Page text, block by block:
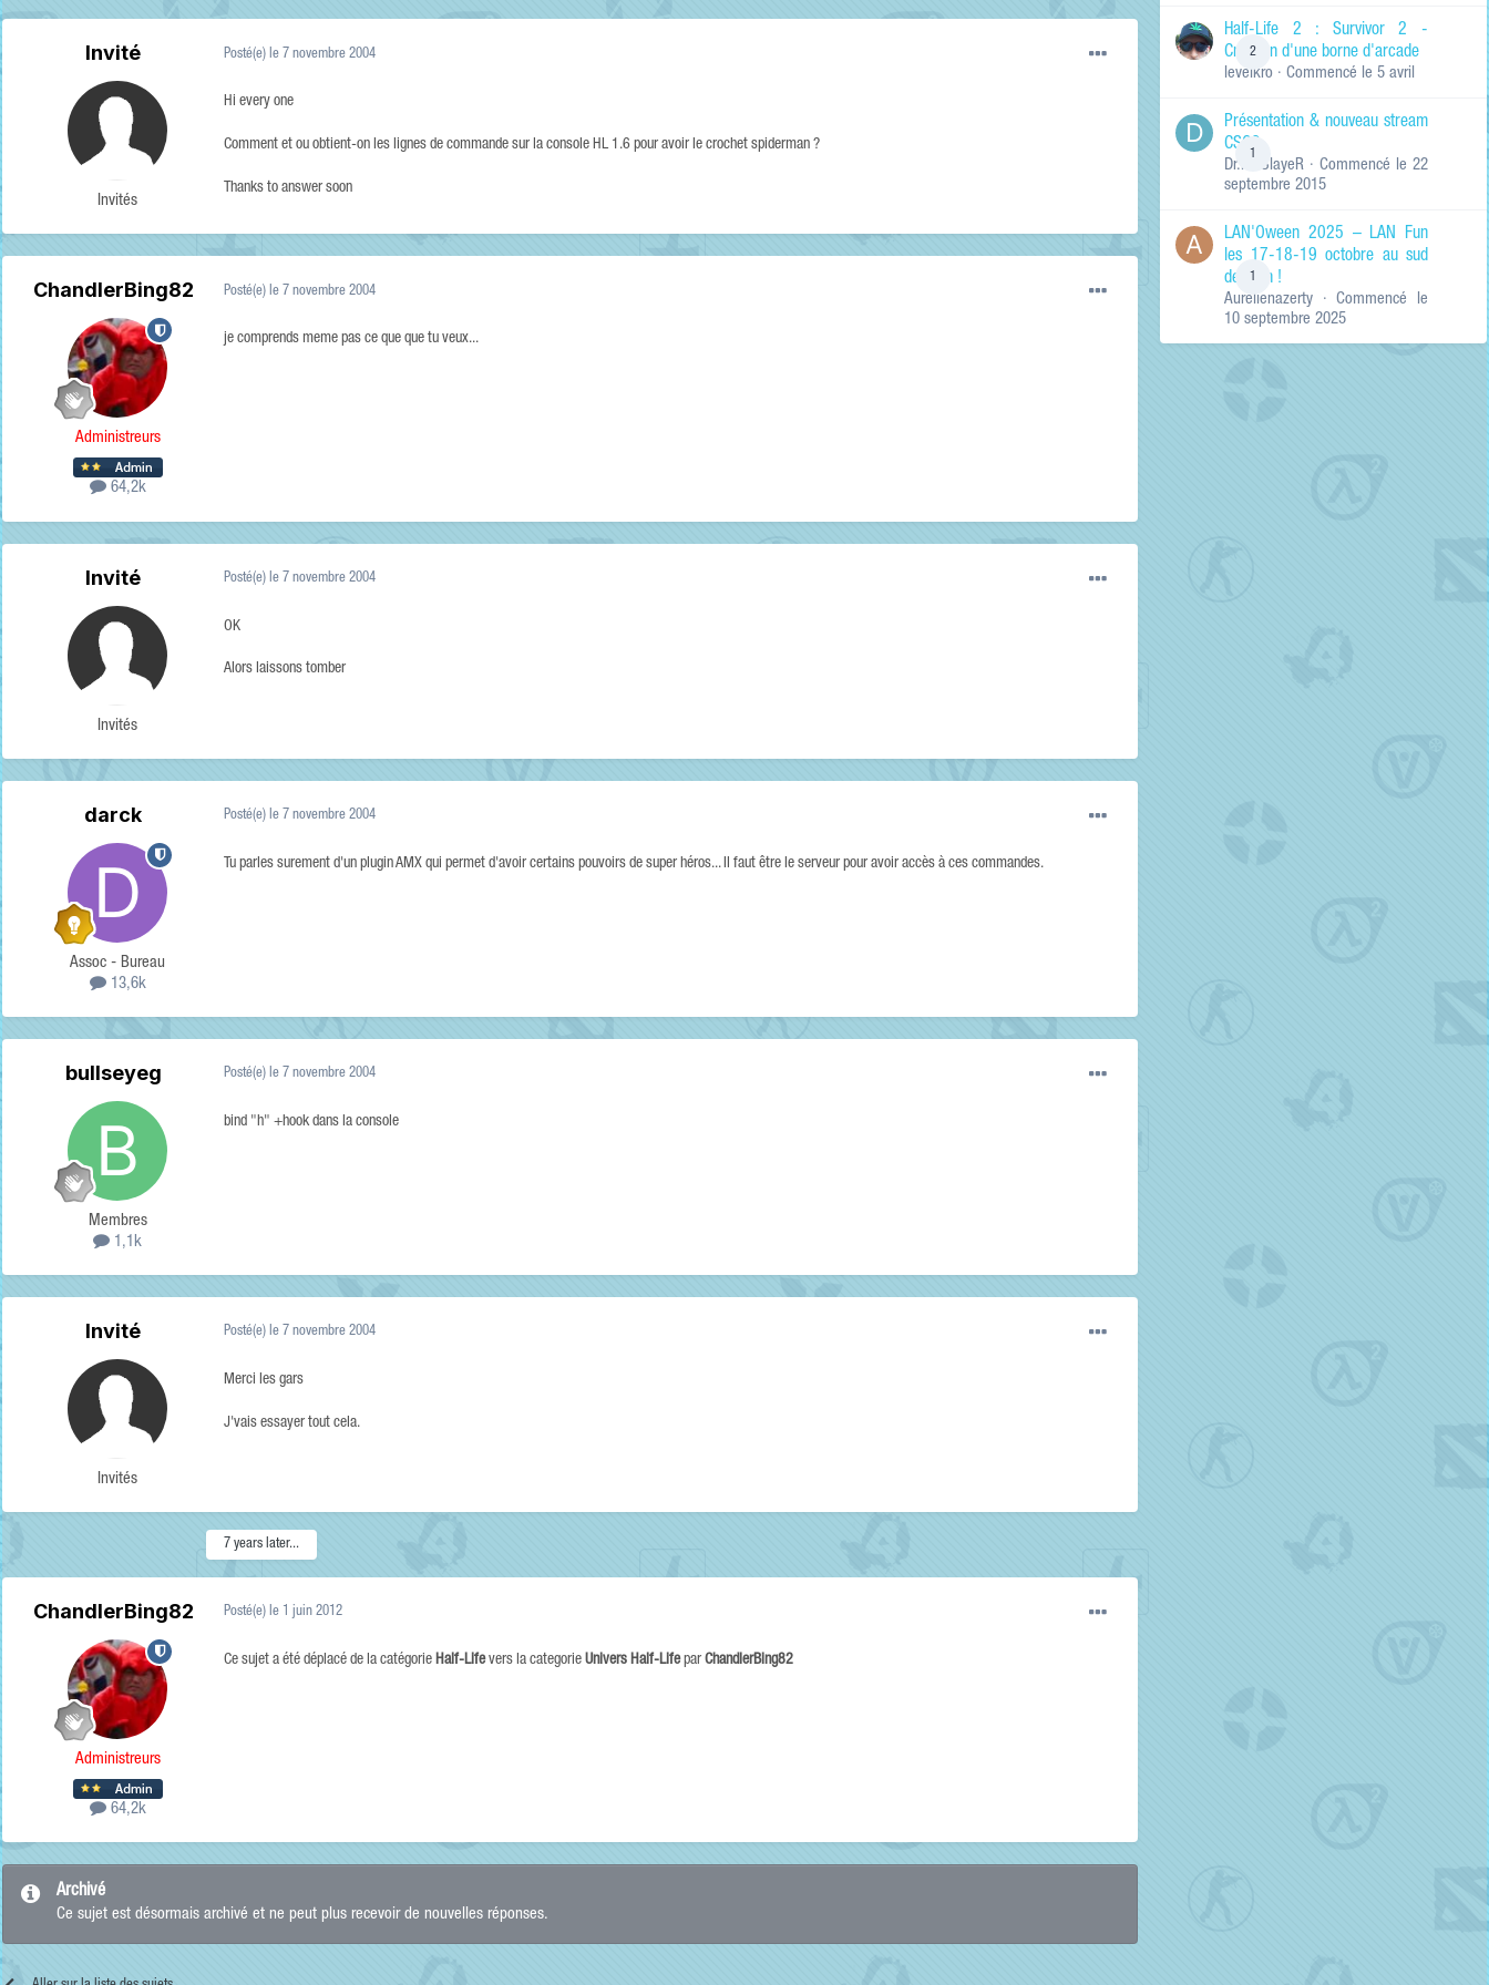
RECHERCHER LES
Titres et corps
Titres des
uniquement
Invité
Invités
Posté(e) le 7 novembre 2004
Hi every one
Comment et ou obtient-on les lignes de commande sur la console HL 1.6 pour avoir le crochet spiderman ?
Thanks to answer soon
ChandlerBing82
Administreurs
64,2k
Posté(e) le 7 novembre 2004
je comprends meme pas ce que que tu veux...
Invité
Invités
Posté(e) le 7 novembre 2004
OK
Alors laissons tomber
darck
Assoc - Bureau
13,6k
Posté(e) le 7 novembre 2004
Tu parles surement d'un plugin AMX qui permet d'avoir certains pouvoirs de super héros... Il faut être le serveur pour avoir accès à ces commandes.
bullseyeg
Membres
1,1k
Posté(e) le 7 novembre 2004
bind "h" +hook dans la console
Invité
Invités
Posté(e) le 7 novembre 2004
Merci les gars
J'vais essayer tout cela.
7 years later...
ChandlerBing82
Administreurs
64,2k
Posté(e) le 1 juin 2012
Ce sujet a été déplacé de la catégorie Half-Lifevers la categorie Univers Half-Lifepar ChandlerBing82
Archivé
Ce sujet est désormais archivé et ne peut plus recevoir de nouvelles réponses.
2
Half-Life 2 : Survivor 2 -
Création d'une borne d'arcade
levelkro · Commencé le 5 avril
1
Présentation & nouveau stream
CSGO
Dr.KinSlayeR · Commencé le 22
septembre 2015
1
LAN'Oween 2025 – LAN Fun
les 17-18-19 octobre au sud
de Lyon !
Aurelienazerty · Commencé le
10 septembre 2025